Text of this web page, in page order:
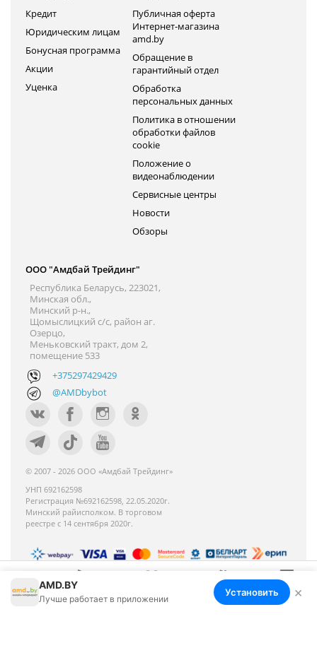
Меню Корзина Избранное Сравнение Войти
Кредит
Юридическим лицам
Бонусная программа
Акции
Уценка
Публичная оферта
Интернет-магазина
amd.by
Обращение в
гарантийный отдел
Обработка
персональных данных
Политика в отношении
обработки файлов
cookie
Положение о
видеонаблюдении
Сервисные центры
Новости
Обзоры
ООО "Амдбай Трейдинг"
Республика Беларусь, 223021,
Минская обл.,
Минский р-н.,
Щомыслицкий с/с, район аг.
Озерцо,
Меньковский тракт, дом 2,
помещение 533
+375297429429
@AMDbybot
© 2007 - 2026 ООО «Амдбай Трейдинг»
УНП 692162598
Регистрация №692162598, 22.05.2020г.
Минский райисполком. В торговом
реестре с 14 сентября 2020г.
Номер телефона работников местных
исполнительных и распорядительных органов по
AMD.BY
Лучше работает в приложении
Установить ×